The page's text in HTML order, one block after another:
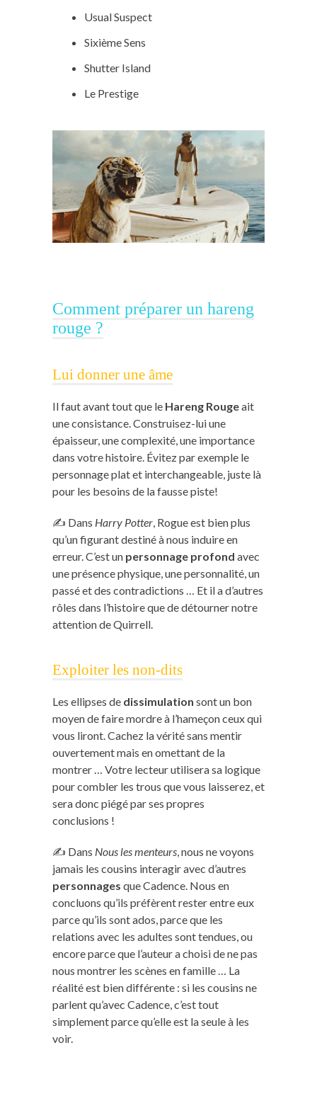
Usual Suspect
Sixième Sens
Shutter Island
Le Prestige
Comment préparer un hareng
rouge ?
Lui donner une âme
Il faut avant tout que le Hareng Rougeait
une consistance. Construisez-lui une
épaisseur, une complexité, une importance
dans votre histoire. Évitez par exemple le
personnage plat et interchangeable, juste là
pour les besoins de la fausse piste!
✍️ Dans Harry Potter , Rogue est bien plus
qu’un figurant destiné à nous induire en
erreur. C’est un personnage profond avec
une présence physique, une personnalité, un
passé et des contradictions … Et il a d’autres
rôles dans l’histoire que de détourner notre
attention de Quirrell.
Exploiter les non-dits
Les ellipses de dissimulation sont un bon
moyen de faire mordre à l’hameçon ceux qui
vous liront. Cachez la vérité sans mentir
ouvertement mais en omettant de la
montrer … Votre lecteur utilisera sa logique
pour combler les trous que vous laisserez, et
sera donc piégé par ses propres
conclusions !
✍️ Dans Nous les menteurs , nous ne voyons
jamais les cousins interagir avec d’autres
personnages que Cadence. Nous en
concluons qu’ils préfèrent rester entre eux
parce qu’ils sont ados, parce que les
relations avec les adultes sont tendues, ou
encore parce que l’auteur a choisi de ne pas
nous montrer les scènes en famille … La
réalité est bien différente : si les cousins ne
parlent qu’avec Cadence, c’est tout
simplement parce qu’elle est la seule à les
voir.